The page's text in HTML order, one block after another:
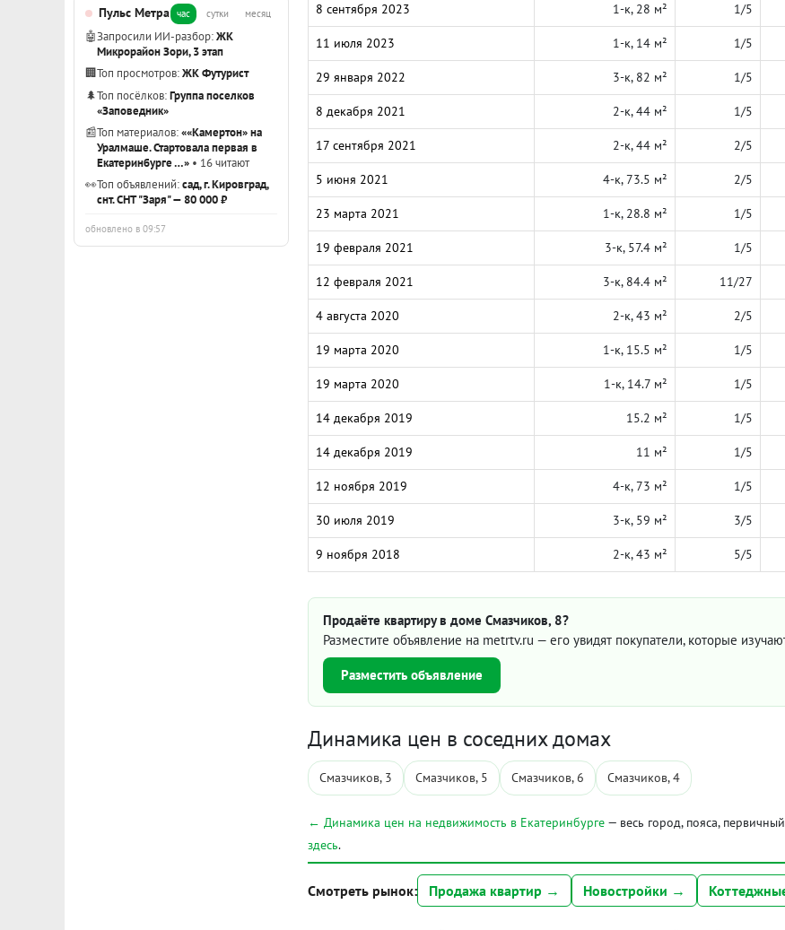
Пульс Метра час сутки месяц
🤖Запросили ИИ-разбор:ЖК
Микрорайон Зори, 3 этап
🏢Топ просмотров:ЖК Футурист
🌲Топ посёлков:Группа поселков
«Заповедник»
📰Топ материалов:««Камертон» на
Уралмаше. Стартовала первая в
Екатеринбурге …» • 16 читают
👀Топ объявлений:сад, г. Кировград,
снт. СНТ "Заря" — 80 000 ₽
обновлено в 09:57
8 сентября 2023 1-к, 28 м² 1/5
11 июля 2023 1-к, 14 м² 1/5
29 января 2022 3-к, 82 м² 1/5
8 декабря 2021 2-к, 44 м² 1/5
17 сентября 2021 2-к, 44 м² 2/5
5 июня 2021 4-к, 73.5 м² 2/5
23 марта 2021 1-к, 28.8 м² 1/5
19 февраля 2021 3-к, 57.4 м² 1/5
12 февраля 2021 3-к, 84.4 м² 11/27
4 августа 2020 2-к, 43 м² 2/5
19 марта 2020 1-к, 15.5 м² 1/5
19 марта 2020 1-к, 14.7 м² 1/5
14 декабря 2019 15.2 м² 1/5
14 декабря 2019 11 м² 1/5
12 ноября 2019 4-к, 73 м² 1/5
30 июля 2019 3-к, 59 м² 3/5
9 ноября 2018 2-к, 43 м² 5/5
Продаёте квартиру в доме Смазчиков, 8?
Разместите объявление на metrtv.ru — его увидят покупатели, которые
Разместить объявление
Динамика цен в соседних домах
Смазчиков, 3 Смазчиков, 5 Смазчиков, 6 Смазчиков, 4
← Динамика цен на недвижимость в Екатеринбурге — весь город, пояса,
здесь.
Смотреть рынок: Продажа квартир → Новостройки →